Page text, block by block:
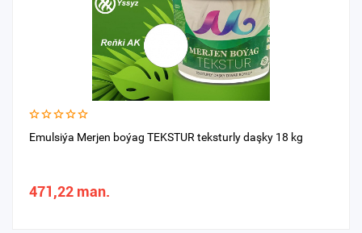
Emulsiýa Merjen boýag TEKSTUR teksturly daşky 18 kg
471,22 man.